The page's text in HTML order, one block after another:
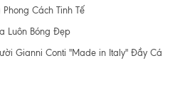
Cách Tinh Tế
Luôn Bóng Đẹp
Gianni Conti "Made in Italy" Đầy Cá